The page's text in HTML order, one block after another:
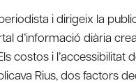
i dirigeix la
d’informació diària
costos i l’accessibilitat
Rius, dos factors